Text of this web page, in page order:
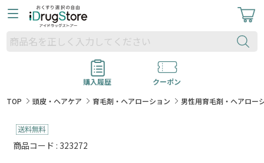
購入履歴
クーポン
TOP
頭皮・ヘアケア 育毛剤・ヘアローション 男性用育毛剤・ヘアロー
商品コード : 323272